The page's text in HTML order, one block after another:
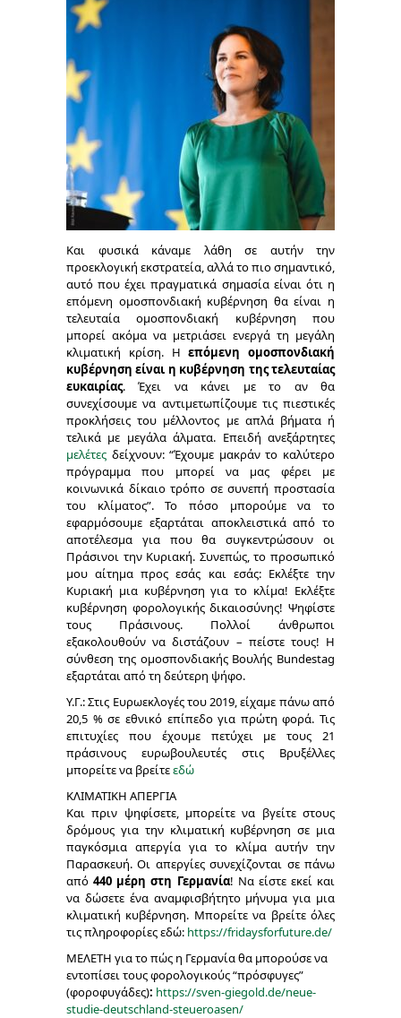
Και φυσικά κάναμε λάθη σε αυτήν την
προεκλογική εκστρατεία, αλλά το πιο σημαντικό,
αυτό που έχει πραγματικά σημασία είναι ότι η
επόμενη ομοσπονδιακή κυβέρνηση θα είναι η
τελευταία ομοσπονδιακή κυβέρνηση που
μπορεί ακόμα να μετριάσει ενεργά τη μεγάλη
κλιματική κρίση. Η επόμενη ομοσπονδιακή
κυβέρνηση είναι η κυβέρνηση της τελευταίας
ευκαιρίας. Έχει να κάνει με το αν θα
συνεχίσουμε να αντιμετωπίζουμε τις πιεστικές
προκλήσεις του μέλλοντος με απλά βήματα ή
τελικά με μεγάλα άλματα. Επειδή ανεξάρτητες
μελέτες δείχνουν: “Έχουμε μακράν το καλύτερο
πρόγραμμα που μπορεί να μας φέρει με
κοινωνικά δίκαιο τρόπο σε συνεπή προστασία
του κλίματος”. Το πόσο μπορούμε να το
εφαρμόσουμε εξαρτάται αποκλειστικά από το
αποτέλεσμα για που θα συγκεντρώσουν οι
Πράσινοι την Κυριακή. Συνεπώς, το προσωπικό
μου αίτημα προς εσάς και εσάς: Εκλέξτε την
Κυριακή μια κυβέρνηση για το κλίμα! Εκλέξτε
κυβέρνηση φορολογικής δικαιοσύνης! Ψηφίστε
τους Πράσινους. Πολλοί άνθρωποι
εξακολουθούν να διστάζουν – πείστε τους! Η
σύνθεση της ομοσπονδιακής Βουλής Bundestag
εξαρτάται από τη δεύτερη ψήφο.
Υ.Γ.:Στις Ευρωεκλογές του 2019, είχαμε πάνω από
20,5 % σε εθνικό επίπεδο για πρώτη φορά. Τις
επιτυχίες που έχουμε πετύχει με τους 21
πράσινους ευρωβουλευτές στις Βρυξέλλες
μπορείτε να βρείτεεδώ
ΚΛΙΜΑΤΙΚΗ ΑΠΕΡΓΙΑ
Και πριν ψηφίσετε, μπορείτε να βγείτε στους
δρόμους για την κλιματική κυβέρνηση σε μια
παγκόσμια απεργία για το κλίμα αυτήν την
Παρασκευή. Οι απεργίες συνεχίζονται σε πάνω
από440 μέρη στη Γερμανία! Να είστε εκεί και
να δώσετε ένα αναμφισβήτητο μήνυμα για μια
κλιματική κυβέρνηση. Μπορείτε να βρείτε όλες
τις πληροφορίες εδώ: https://fridaysforfuture.de/
ΜΕΛΕΤΗ για το πώς η Γερμανία θα μπορούσε να
εντοπίσει τους φορολογικούς “πρόσφυγες”
(φοροφυγάδες): https://sven-giegold.de/neue-
studie-deutschland-steueroasen/